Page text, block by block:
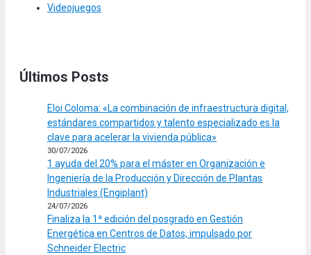
Videojuegos
Últimos Posts
Eloi Coloma: «La combinación de infraestructura digital,
estándares compartidos y talento especializado es la
clave para acelerar la vivienda pública»
30/07/2026
1 ayuda del 20% para el máster en Organización e
Ingeniería de la Producción y Dirección de Plantas
Industriales (Engiplant)
24/07/2026
Finaliza la 1ª edición del posgrado en Gestión
Energética en Centros de Datos, impulsado por
Schneider Electric